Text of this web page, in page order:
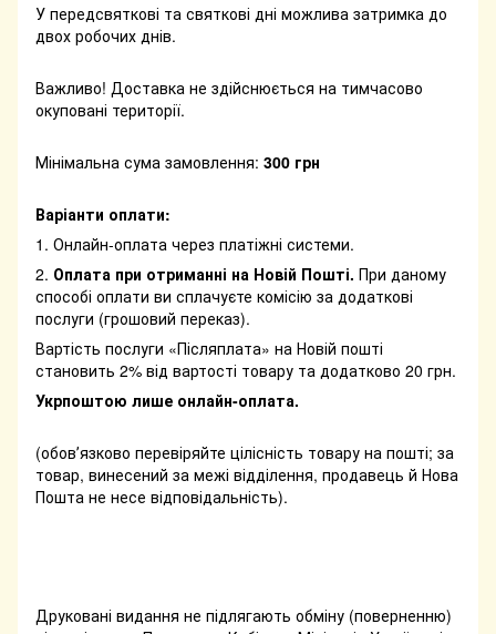
У передсвяткові та святкові дні можлива затримка до
двох робочих днів.
Важливо! Доставка не здійснюється на тимчасово
окуповані території.
Мінімальна сума замовлення: 300 грн
Варіанти оплати:
1. Онлайн-оплата через платіжні системи.
2. Оплата при отриманні на Новій Пошті. При даному
способі оплати ви сплачуєте комісію за додаткові
послуги (грошовий переказ).
Вартість послуги «Післяплата» на Новій пошті
становить 2% від вартості товару та додатково 20 грн.
Укрпоштою лише онлайн-оплата.
(обовʼязково перевіряйте цілісність товару на пошті; за
товар, винесений за межі відділення, продавець й Нова
Пошта не несе відповідальність).
Друковані видання не підлягають обміну (поверненню)